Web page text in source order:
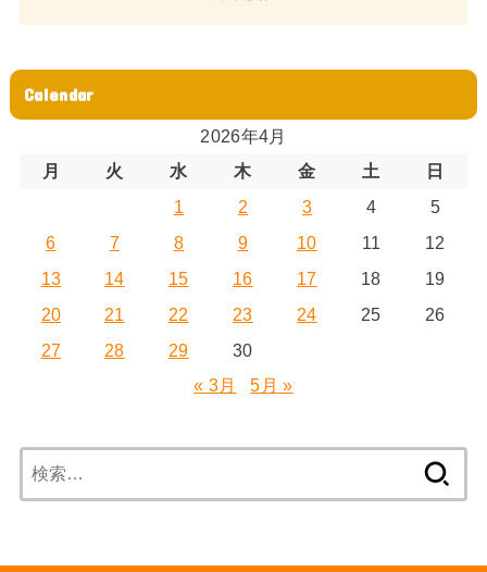
Calendar
2026年4月
月
火 水 木 金 土
日
1
2 3 4
5
6
7 8 9 10 11
12
13
14 15 16 17 18
19
20
21 22 23 24 25
26
27
28 29
30
« 3月
5月 »
索: